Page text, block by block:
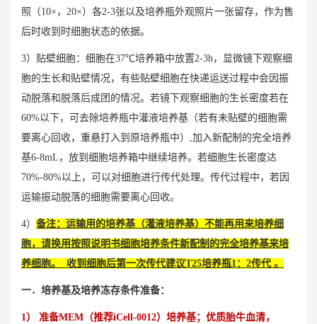
照（10×，20×）各2-3张以及培养瓶外观照片一张留存，作为售
后时收到时细胞状态的依据。
3）贴壁细胞：细胞在37℃培养箱中放置2-3h，显微镜下观察细
胞的生长和贴壁情况，有些贴壁细胞在快递运送过程中会因振
动脱落和脱落后成团的情况。若镜下观察细胞的生长密度若在
60%以下，可去除培养瓶中灌液培养基（若有未贴壁的细胞需
要离心回收，重悬打入到原培养瓶中）,加入新配制的完全培养
基6-8mL，放到细胞培养箱中继续培养。若细胞生长密度达
70%-80%以上，可以对细胞进行传代处理。传代过程中，若因
运输振动脱落的细胞需要离心回收。
4） 备注：运输用的培养基（灌液培养基）不能再用来培养细
胞，请换用按照说明书细胞培养条件新配制的完全培养基来培
养细胞。 收到细胞后第一次传代建议T25培养瓶1：2传代 。
一．培养基及培养冻存条件准备：
1） 准备MEM（推荐iCell-0012）培养基；优质胎牛血清，